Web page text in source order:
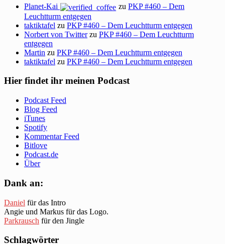
Planet-Kai zuPKP #460 – Dem
Leuchtturm entgegen
taktiktafel zu PKP #460 – Dem Leuchtturm entgegen
Norbert von Twitterzu PKP #460 – Dem Leuchtturm
entgegen
Martin zu PKP #460 – Dem Leuchtturm entgegen
taktiktafel zu PKP #460 – Dem Leuchtturm entgegen
Hier findet ihr meinen Podcast
Podcast Feed
Blog Feed
iTunes
Spotify
Kommentar Feed
Bitlove
Podcast.de
Über
Dank an:
Daniel für das Intro
Angie und Markus für das Logo.
Parkrausch für den Jingle
Schlagwörter